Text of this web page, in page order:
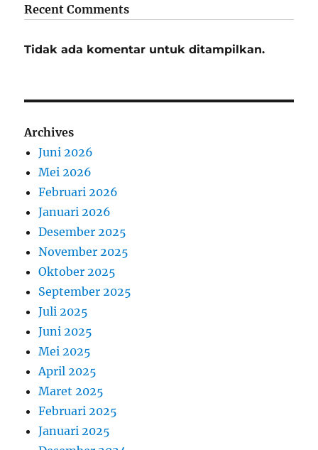
Recent Comments
Tidak ada komentar untuk ditampilkan.
Archives
Juni 2026
Mei 2026
Februari 2026
Januari 2026
Desember 2025
November 2025
Oktober 2025
September 2025
Juli 2025
Juni 2025
Mei 2025
April 2025
Maret 2025
Februari 2025
Januari 2025